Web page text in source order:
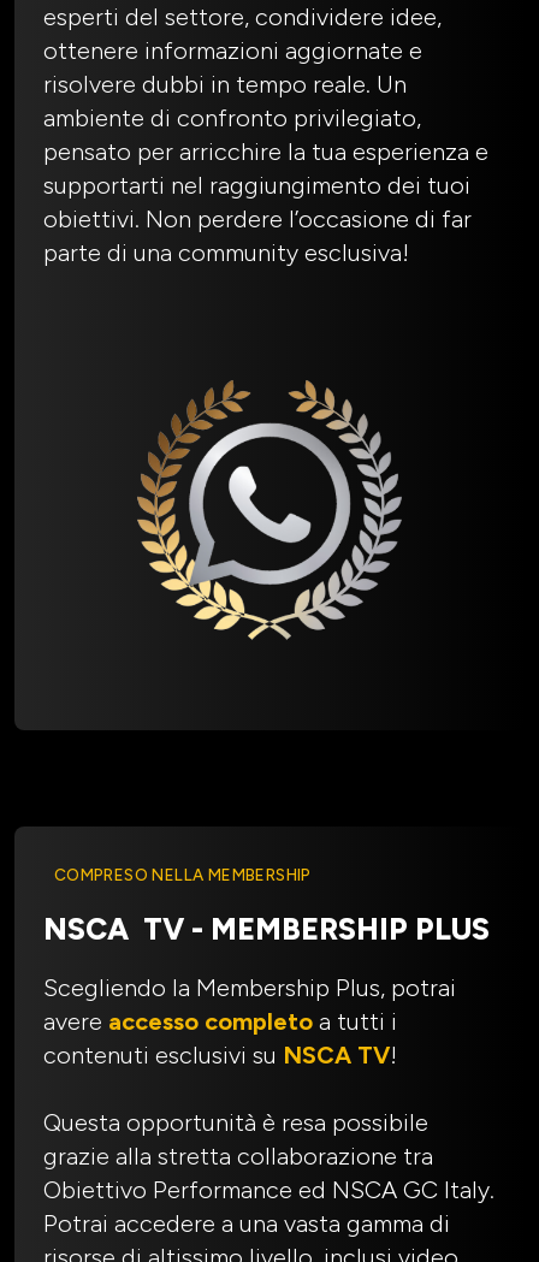
esperti del settore, condividere idee,
ottenere informazioni aggiornate e
risolvere dubbi in tempo reale. Un
ambiente di confronto privilegiato,
pensato per arricchire la tua esperienza e
supportarti nel raggiungimento dei tuoi
obiettivi. Non perdere l’occasione di far
parte di una community esclusiva!
COMPRESO NELLA MEMBERSHIP
NSCA TV - MEMBERSHIP PLUS
Scegliendo la Membership Plus, potrai
avere accesso completo a tutti i
contenuti esclusivi su NSCA TV!
Questa opportunità è resa possibile
grazie alla stretta collaborazione tra
Obiettivo Performance ed NSCA GC Italy.
Potrai accedere a una vasta gamma di